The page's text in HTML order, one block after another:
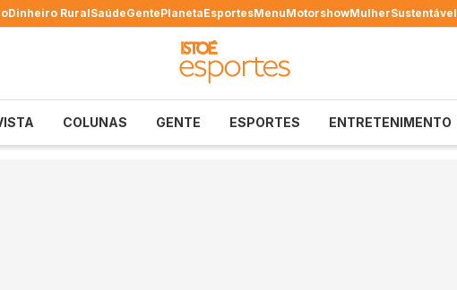
Dinheiro RuralSaúdeGentePlanetaEsportesMenuMotorshowMulherSustentável
COLUNAS GENTE ESPORTES ENTRETENIMENTO